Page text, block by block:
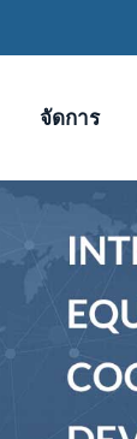
จัดการ